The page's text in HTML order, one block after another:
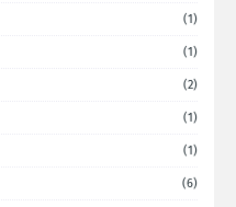
(1)
(1)
(2)
(1)
(1)
(6)